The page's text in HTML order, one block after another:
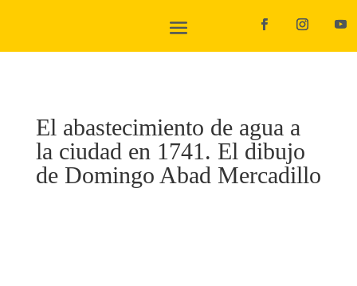
El abastecimiento de agua a
la ciudad en 1741. El dibujo
de Domingo Abad Mercadillo